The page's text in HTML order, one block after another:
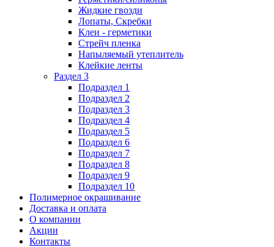
Жидкие гвозди
Лопаты, Скребки
Клеи - герметики
Стрейч пленка
Напыляемый утеплитель
Клейкие ленты
Раздел 3
Подраздел 1
Подраздел 2
Подраздел 3
Подраздел 4
Подраздел 5
Подраздел 6
Подраздел 7
Подраздел 8
Подраздел 9
Подраздел 10
Полимерное окрашивание
Доставка и оплата
О компании
Акции
Контакты